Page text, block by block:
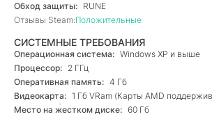
Обход защиты: RUNE
Отзывы Steam:Положительные
СИСТЕМНЫЕ ТРЕБОВАНИЯ
Операционная система: Windows XP и выше
Процессор: 2 ГГц
Оперативная память: 4 Гб
Видеокарта: 1 Гб VRam (Карты AMD
полностью)
Место на жестком диске: 60 Гб